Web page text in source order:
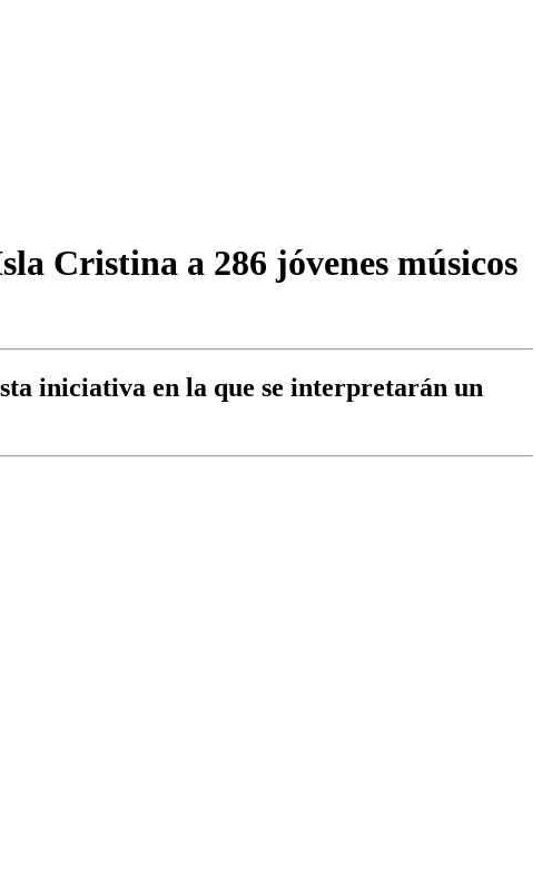
Cristina a 286 jóvenes músicos
iniciativa en la que se interpretarán un